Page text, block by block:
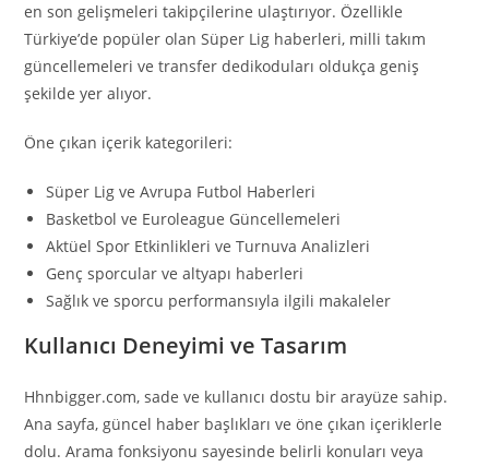
en son gelişmeleri takipçilerine ulaştırıyor. Özellikle
Türkiye’de popüler olan Süper Lig haberleri, milli takım
güncellemeleri ve transfer dedikoduları oldukça geniş
şekilde yer alıyor.
Öne çıkan içerik kategorileri:
Süper Lig ve Avrupa Futbol Haberleri
Basketbol ve Euroleague Güncellemeleri
Aktüel Spor Etkinlikleri ve Turnuva Analizleri
Genç sporcular ve altyapı haberleri
Sağlık ve sporcu performansıyla ilgili makaleler
Kullanıcı Deneyimi ve Tasarım
Hhnbigger.com, sade ve kullanıcı dostu bir arayüze sahip.
Ana sayfa, güncel haber başlıkları ve öne çıkan içeriklerle
dolu. Arama fonksiyonu sayesinde belirli konuları veya